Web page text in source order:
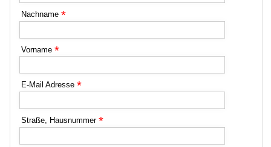
Nachname *
Vorname *
E-Mail Adresse *
Straße, Hausnummer *